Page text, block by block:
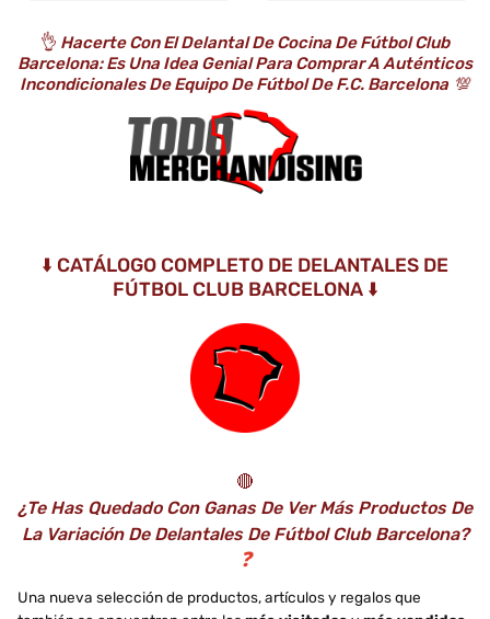
👌 Hacerte Con El Delantal De Cocina De Fútbol Club
Barcelona: Es Una Idea Genial Para Comprar A Auténticos
Incondicionales De Equipo De Fútbol De F.C. Barcelona 💯
⬇️ CATÁLOGO COMPLETO DE DELANTALES DE
FÚTBOL CLUB BARCELONA ⬇️
🔴
¿Te Has Quedado Con Ganas De Ver Más Productos De
La Variación De Delantales De Fútbol Club Barcelona?
❓
Una nueva selección de productos, artículos y regalos que